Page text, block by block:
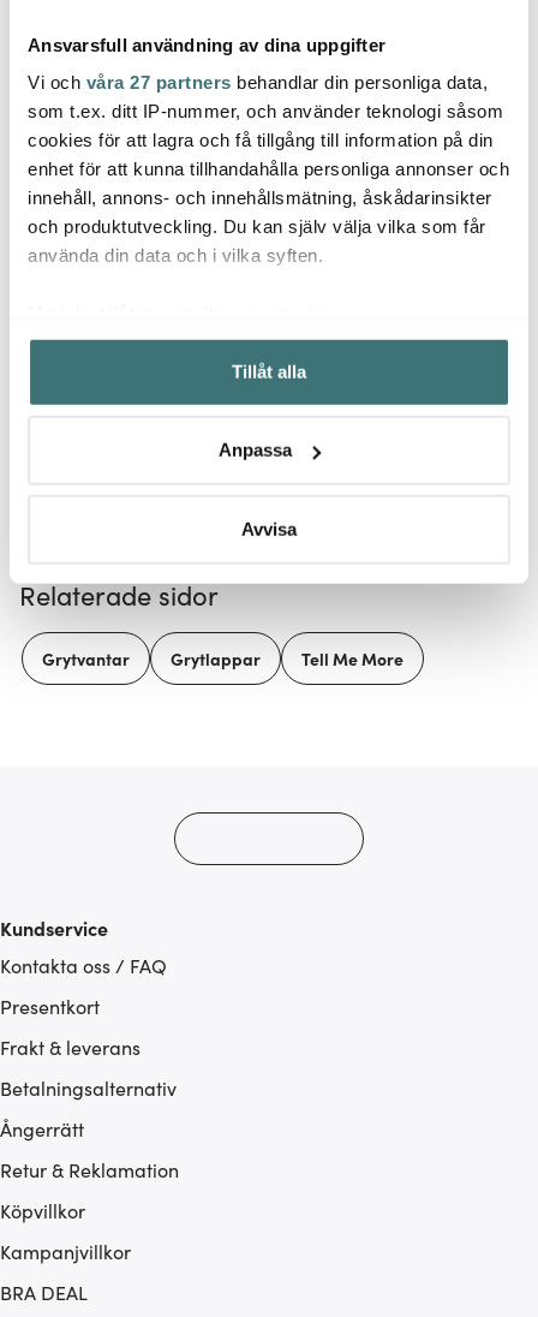
Ansvarsfull användning av dina uppgifter
Vi och våra 27 partners behandlar din personliga data,
som t.ex. ditt IP-nummer, och använder teknologi såsom
cookies för att lagra och få tillgång till information på din
enhet för att kunna tillhandahålla personliga annonser och
innehåll, annons- och innehållsmätning, åskådarinsikter
och produktutveckling. Du kan själv välja vilka som får
använda din data och i vilka syften.
Samla in information om din geografiska plats som
kan ha en noggrannhet på upp till flera meter
Identifiera din enhet genom att aktivt skanna den för
Ta reda på mer om hur dina personliga uppgifter
Du kan ändra eller dra tillbaka ditt samtycke när som
Vi använder cookies för att innehållet och annonserna
ska anpassas efter det som vi tror att du tycker om. Det
gör också att vi kan analysera vår trafik och göra
Tillåt alla
Anpassa
Avvisa
Mingle
Kökstermometer digital
Svart
209 kr 279 kr
Tell Me More
Luna blockljus stearin L
5x15 cm honey
99 kr
Tell
Låt dig inspireras av våra kunder
Relaterade sidor
Grytvantar Grytlappar Tell Me More
Kundservice
Kontakta oss / FAQ
Presentkort
Frakt & leverans
Betalningsalternativ
Ångerrätt
Retur & Reklamation
Köpvillkor
Kampanjvillkor
BRA DEAL